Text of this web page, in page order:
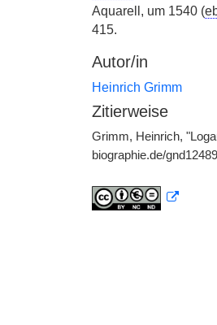
Aquarell, um 1540 (
415.
Autor/in
Heinrich Grimm
Zitierweise
Grimm, Heinrich,
biographie.de/